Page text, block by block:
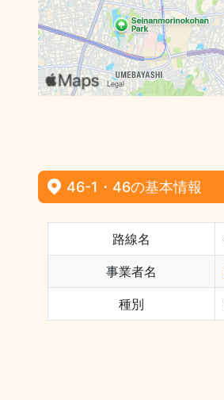
46-1・46の基本情報
路線名
事業者名
種別